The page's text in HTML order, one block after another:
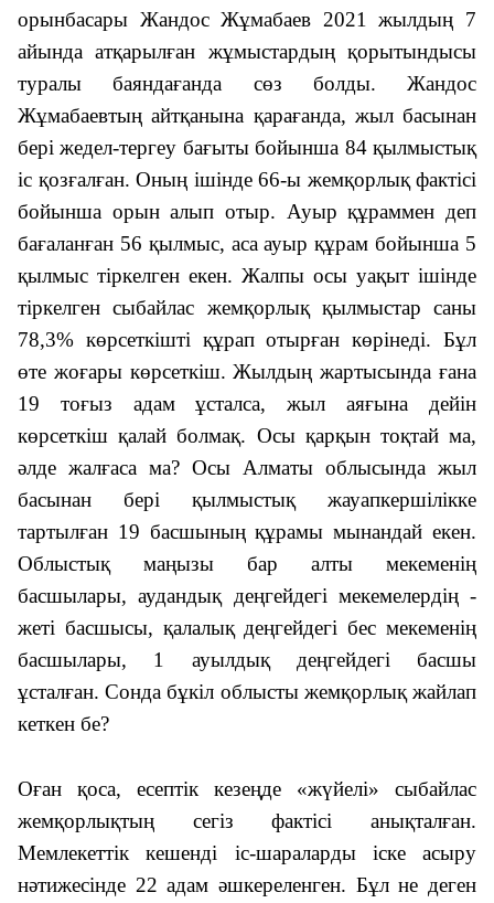
орынбасары Жандос Жұмабаев 2021 жылдың 7
айында атқарылған жұмыстардың қорытындысы
туралы баяндағанда сөз болды. Жандос
Жұмабаевтың айтқанына қарағанда, жыл басынан
бері жедел-тергеу бағыты бойынша 84 қылмыстық
іс қозғалған. Оның ішінде 66-ы жемқорлық фактісі
бойынша орын алып отыр. Ауыр құраммен деп
бағаланған 56 қылмыс, аса ауыр құрам бойынша 5
қылмыс тіркелген екен. Жалпы осы уақыт ішінде
тіркелген сыбайлас жемқорлық қылмыстар саны
78,3% көрсеткішті құрап отырған көрінеді. Бұл
өте жоғары көрсеткіш. Жылдың жартысында ғана
19 тоғыз адам ұсталса, жыл аяғына дейін
көрсеткіш қалай болмақ. Осы қарқын тоқтай ма,
әлде жалғаса ма? Осы Алматы облысында жыл
басынан бері қылмыстық жауапкершілікке
тартылған 19 басшының құрамы мынандай екен.
Облыстық маңызы бар алты мекеменің
басшылары, аудандық деңгейдегі мекемелердің -
жеті басшысы, қалалық деңгейдегі бес мекеменің
басшылары, 1 ауылдық деңгейдегі басшы
ұсталған. Сонда бұкіл облысты жемқорлық жайлап
кеткен бе?
Оған қоса, есептік кезеңде «жүйелі» сыбайлас
жемқорлықтың сегіз фактісі анықталған.
Мемлекеттік кешенді іс-шараларды іске асыру
нәтижесінде 22 адам әшкереленген. Бұл не деген